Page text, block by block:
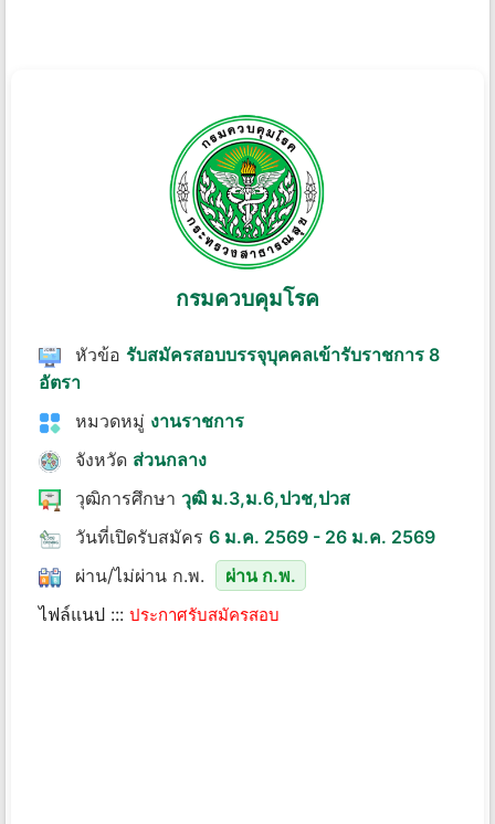
กรมควบคุมโรค
หัวข้อ รับสมัครสอบบรรจุบุคคลเข้ารับราชการ 8
อัตรา
หมวดหมู่ งานราชการ
จังหวัด ส่วนกลาง
วุฒิการศึกษา วุฒิ ม.3,ม.6,ปวช,ปวส
วันที่เปิดรับสมัคร 6 ม.ค. 2569 - 26 ม.ค. 2569
ผ่าน/ไม่ผ่าน ก.พ.
ผ่าน ก.พ.
ไฟล์แนป ::: ประกาศรับสมัครสอบ